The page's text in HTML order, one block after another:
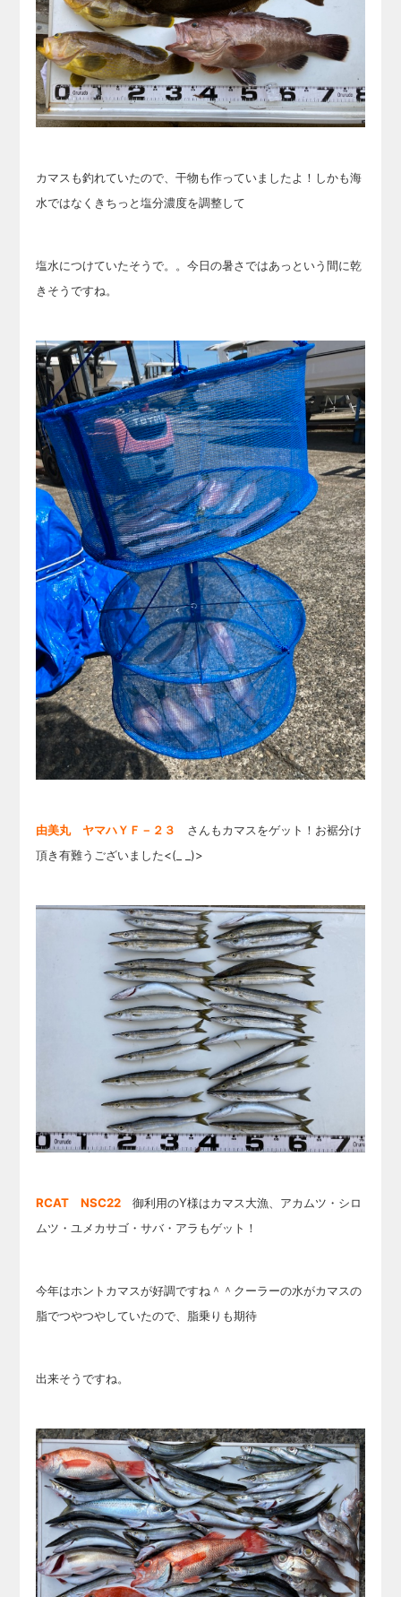
カマスも釣れていたので、干物も作っていましたよ！しかも海
水ではなくきちっと塩分濃度を調整して
塩水につけていたそうで。。今日の暑さではあっという間に乾
きそうですね。
由美丸 ヤマハＹＦ－２３
さんもカマスをゲット！お裾分け
頂き有難うございました<(_ _)>
RCAT NSC22 御利用のY様はカマス大漁、アカムツ・シロ
ムツ・ユメカサゴ・サバ・アラもゲット！
今年はホントカマスが好調ですね＾＾クーラーの水がカマスの
脂でつやつやしていたので、脂乗りも期待
出来そうですね。